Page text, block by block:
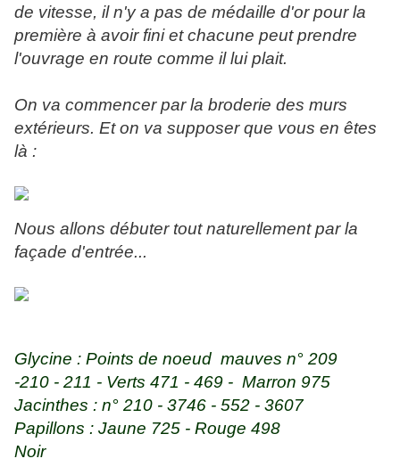
de vitesse, il n'y a pas de médaille d'or pour la
première à avoir fini et chacune peut prendre
l'ouvrage en route comme il lui plait.
On va commencer par la broderie des murs
extérieurs. Et on va supposer que vous en êtes
là :
Nous allons débuter tout naturellement par la
façade d'entrée...
Glycine : Points de noeud mauves n° 209
-210 - 211 - Verts 471 - 469 - Marron 975
Jacinthes : n° 210 - 3746 - 552 - 3607
Papillons : Jaune 725 - Rouge 498
Noir